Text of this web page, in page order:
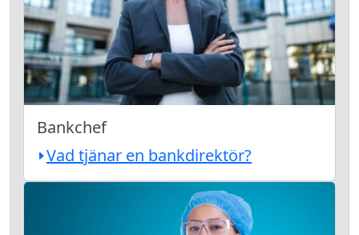
Bankchef
Vad tjänar en bankdirektör?